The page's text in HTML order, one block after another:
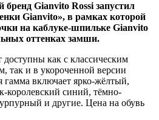
Gianvito Rossi запустил
Gianvito», в рамках которой
на каблуке-шпильке Gianvito
оттенках замши.
как с классическим
так и в укороченной версии
включает ярко-жёлтый,
королевский синий, тёмно-
и другие. Цена на обувь